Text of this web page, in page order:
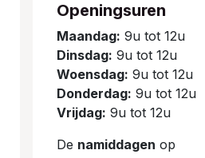
Openingsuren
Maandag: 9u tot 12u
Dinsdag: 9u tot 12u
Woensdag: 9u tot 12u
Donderdag: 9u tot 12u
Vrijdag: 9u tot 12u
De namiddagen op